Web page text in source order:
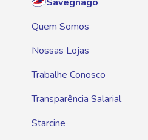
Quem Somos
Nossas Lojas
Trabalhe Conosco
Transparência Salarial
Starcine